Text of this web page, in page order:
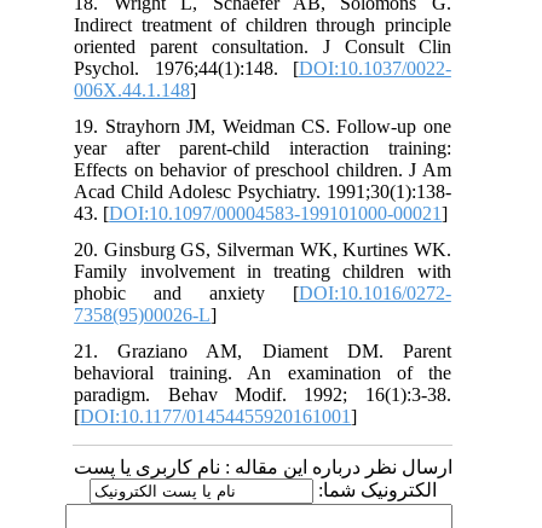
Indirect treatment of children through principle
oriented parent consultation. J Consult Clin
Psychol. 1976;44(1):148. [DOI:10.1037/0022-
006X.44.1.148
19. Strayhorn JM, Weidman CS. Follow-up one
year after parent-child interaction training:
Effects on behavior of preschool children. J Am
Acad Child Adolesc Psychiatry. 1991;30(1):138-
43. [DOI:10.1097/00004583-199101000-00021
20. Ginsburg GS, Silverman WK, Kurtines WK.
Family involvement in treating children with
phobic and anxiety [DOI:10.1016/0272-
7358(95)00026-L
21. Graziano AM, Diament DM. Parent
behavioral training. An examination of the
paradigm. Behav Modif. 1992; 16(1):3-38.
[DOI:10.1177/01454455920161001
ارسال نظر درباره این مقاله : نام کاربری یا پست
الکترونیک شما: